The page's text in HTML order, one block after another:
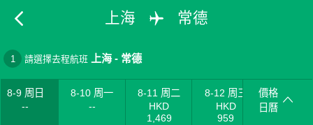
上海 常德
1 請選擇去程航班 上海- 常德
8-9 周日
--
8-10 周一
--
8-11 周二
HKD
1,469
8-12 周三
HKD
959
價格
日曆